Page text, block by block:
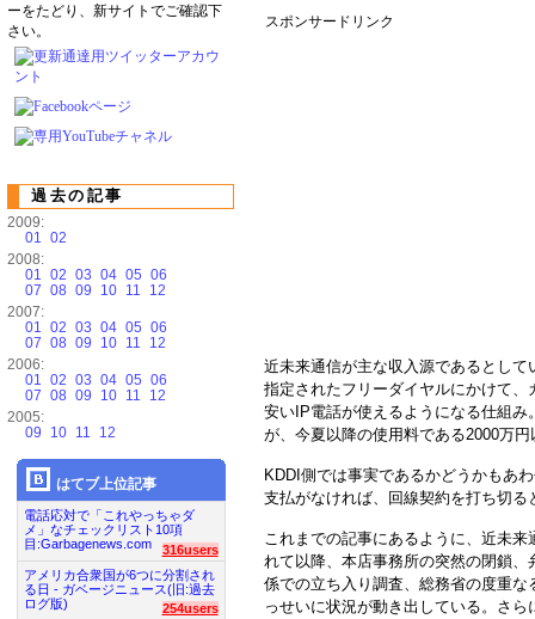
スポンサードリンク
近未来通信が主な収入源であるとし
指定されたフリーダイヤルにかけて
安いIP電話が使えるようになる仕組
が、今夏以降の使用料である2000万
KDDI側では事実であるかどうかもあ
支払がなければ、回線契約を打ち切る
これまでの記事にあるように、近未
れて以降、本店事務所の突然の閉鎖
係での立ち入り調査、総務省の度重
っせいに状況が動き出している。さ
ーをたどり、新サイトでご確認下
さい。
過去の記事
2009:
01 02
2008:
01 02 03 04 05 06
07 08 09 10 11
12
2007:
01 02 03 04 05 06
07 08 09 10 11
12
2006:
01 02 03 04 05 06
07 08 09 10 11
12
2005:
09
10 11 12
はてブ上位記事
電話応対で「これやっちゃダ
メ」なチェックリスト10項
目:Garbagenews.com
316users
アメリカ合衆国が6つに分割され
る日 - ガベージニュース(旧:過去
ログ版)
254users